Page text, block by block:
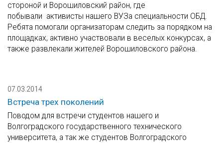
стороной и Ворошиловский район, где
побывали активисты нашего ВУЗа специальности ОБД.
Ребята помогали организаторам следить за порядком на
площадках, активно участвовали в веселых конкурсах, а
также развлекали жителей Ворошиловского района.
07.03.2014
Встреча трех поколений
Поводом для встречи студентов нашего и
Волгоградского государственного технического
университета, а так же студентов Волгоградского